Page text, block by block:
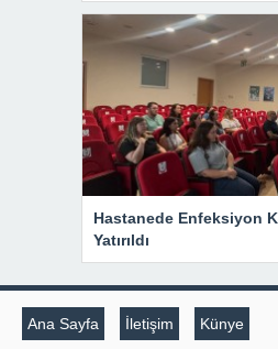
Hastanede Enfeksiyon
Yatırıldı
Ana Sayfa İletişim Künye